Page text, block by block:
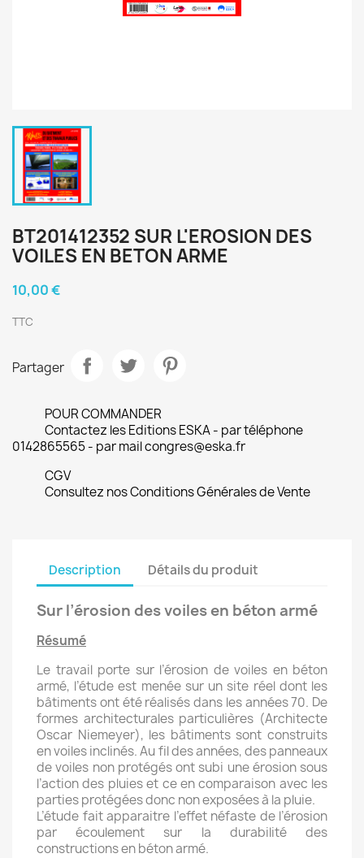
BT201412352 SUR L'EROSION DES
VOILES EN BETON ARME
10,00 €
TTC
Partager
POUR COMMANDER
Contactez les Editions ESKA - par téléphone
0142865565 - par mail congres@eska.fr
CGV
Consultez nos Conditions Générales de Vente
Description Détails du produit
Sur l’érosion des voiles en béton armé
Résumé
Le travail porte sur l’érosion de voiles en béton
armé, l’étude est menée sur un site réel dont les
bâtiments ont été réalisés dans les années 70. De
formes architecturales particulières (Architecte
Oscar Niemeyer), les bâtiments sont construits
en voiles inclinés. Au fil des années, des panneaux
de voiles non protégés ont subi une érosion sous
l’action des pluies et ce en comparaison avec les
parties protégées donc non exposées à la pluie.
L’étude fait apparaitre l’effet néfaste de l’érosion
par écoulement sur la durabilité des
constructions en béton armé.